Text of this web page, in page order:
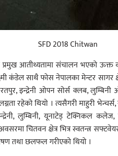
SFD 2018 Chitwan
आतीथ्यतामा संचालन भएको ऊक्त
कंडेल साथै फोस नेपालका मेन्टर सागर
इन्द्रेनी ओपन सोर्स क्लब, लुम्बिनी
रहेको थियो । त्यसैगरी माहुरी
लुम्बिनी, यूनाटेड् टेक्निकल
चितवन क्षेत्र भित्र स्वतन्त्र
तथा छलफल गरीएको थियो ।